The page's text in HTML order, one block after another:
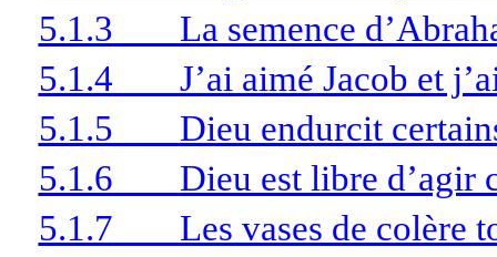
5.1.3
La semence
5.1.4
J’ai aimé Jacob et
5.1.5
Dieu endurcit
5.1.6
Dieu est libre d’agir
5.1.7
Les vases de colère